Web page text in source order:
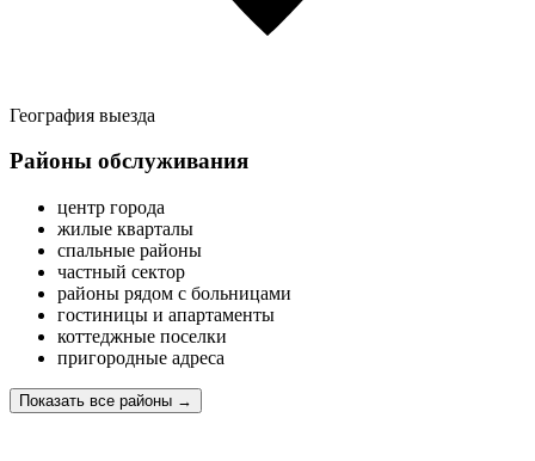
География выезда
Районы обслуживания
центр города
жилые кварталы
спальные районы
частный сектор
районы рядом с больницами
гостиницы и апартаменты
коттеджные поселки
пригородные адреса
Показать все районы →